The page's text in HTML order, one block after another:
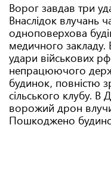
Ворог завдав три
Внаслідок влучань
одноповерхова
медичного
удари військових
непрацюючого
будинок, повністю
сільського клубу. В
ворожий дрон
Пошкоджено